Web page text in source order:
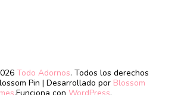
Todo Adornos. Todos los derechos
Pin | Desarrollado por Blossom